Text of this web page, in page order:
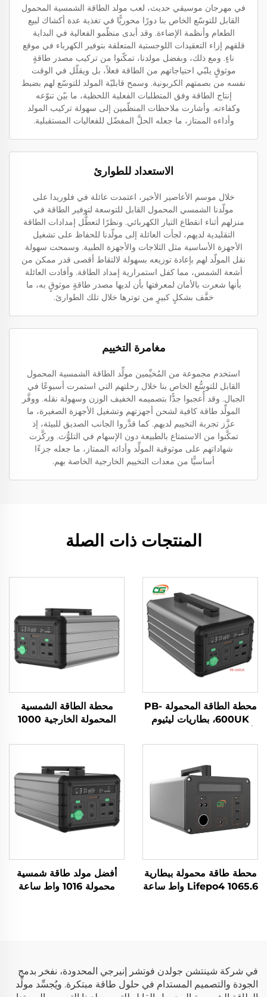
في مهرجان موسيقي حديث، لعب مولد الطاقة الشمسية المحمول
القابل للتوسّع الخاص بنا دورًا محوريًّا في تغذية عدة أكشاك لبيع
الطعام وأنظمة الإضاءة. وقد أبدى منظّمو الفعالية في البداية
قلقهم إزاء التعقيدات اللوجستية المتعلقة بتوفير الكهرباء في موقع
ناءٍ. ومع ذلك، وبفضل مولدنا، تمكّنوا من تركيب مصدر طاقةٍ
موثوقٍ يلبّي احتياجاتهم من الطاقة فعلاً، بل ويقلّل في الوقت
نفسه من بصمتهم الكربونية. وسمح قابليّة المولد للتوسّع لهم بضبط
إنتاج الطاقة وفق المتطلبات الفعلية اللحظية، ما بيّن تنوّعه
وكفاءته. وأشارت ملاحظات المنظّمين إلى سهولة تركيب المولد
وأداءه الممتاز، ما جعله الحلَّ المفضّل للفعاليات المستقبلية.
الاستعداد للطوارئ
خلال موسم الأعاصير الأخير، اعتمدت عائلة في فلوريدا على
مولّدنا الشمسي المحمول القابل للتوسعة لتوفير الطاقة في
منزلهم أثناء انقطاع التيار الكهربائي. ونظرًا لتعطُّل إمدادات الطاقة
التقليدية لديهم، لجأت العائلة إلى مولّدنا للحفاظ على تشغيل
الأجهزة الأساسية مثل الثلاجات والأجهزة الطبية. وسمحت سهولة
نقل المولّد لهم بإعادة توزيعه بسهولة لالتقاط أقصى قدر ممكن من
أشعة الشمس، مما كفل استمرارية إمداد الطاقة. وأفادت العائلة
بأنها شعرت بالأمان لمعرفتها بأن لديها مصدر طاقةٍ موثوقٍ به، ما
خفَّف بشكلٍ كبيرٍ من توترها خلال تلك الطوارئ.
مغامرة التخييم
استخدم مجموعة من المُخيِّمين مولِّد الطاقة الشمسية المحمول
القابل للتوسُّع الخاص بنا خلال رحلتهم التي استمرت أسبوعًا في
الجبال. وقد أُعجبوا جدًّا بتصميمه الخفيف الوزن وسهولة نقله. ووفَّر
المولِّد طاقة كافية لشحن أجهزتهم وتشغيل الأجهزة الصغيرة، ما
عزَّز تجربة التخييم لديهم. كما قدَّروا الجانب الصديق للبيئة، إذ
تمكَّنوا من الاستمتاع بالطبيعة دون الإسهام في التلوُّث. وركَّزت
شهاداتهم على موثوقية المولِّد وأدائه الممتاز، ما جعله جزءًا
أساسيًّا من معدات التخييم الخارجية الخاصة بهم.
المنتجات ذات الصلة
محطة الطاقة المحمولة PB-
600UK، بطاريات ليثيوم
للسفر والمخيمات
محطة الطاقة الشمسية
المحمولة الخارجية 1000
LiFePO4
محطة طاقة محمولة ببطارية
Lifepo4 1065.6 واط ساعة
أفضل مولد طاقة شمسية
محمولة 1016 واط ساعة
في شركة شينتشن جولدن فوتشر إنيرجي المحدودة، نفخر بدمج
الجودة والتصميم المستدام في حلول طاقة مبتكرة. ويُجسِّد مولِّد